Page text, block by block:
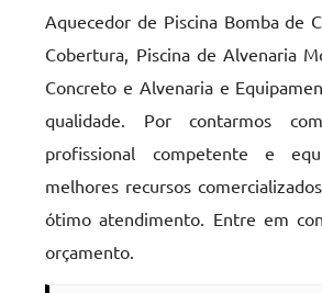
Aquecedor de Piscina Bomba de
Cobertura, Piscina de Alvenaria
Concreto e Alvenaria e
qualidade. Por contarmos
profissional competente e
melhores recursos
ótimo atendimento. Entre em
orçamento.